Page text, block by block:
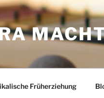
Früherziehung